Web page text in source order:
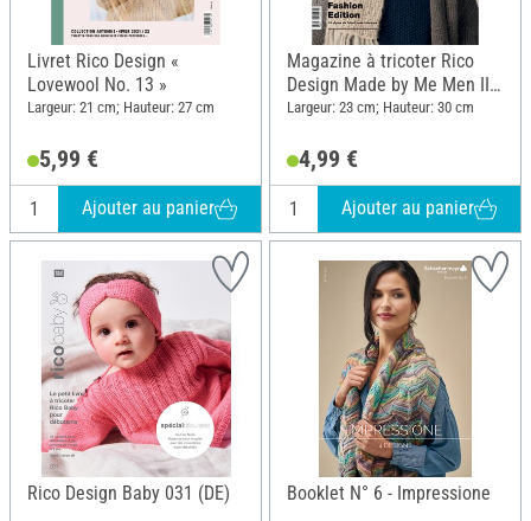
Livret Rico Design «
Lovewool No. 13 »
Largeur: 21 cm; Hauteur: 27 cm
5,99 €
Ajouter au panier
Magazine à tricoter Rico
Design Made by Me Men II -
Fashion Edition
Largeur: 23 cm; Hauteur: 30 cm
4,99 €
Ajouter au panier
Rico Design Baby 031 (DE) Booklet N° 6 - Impressione